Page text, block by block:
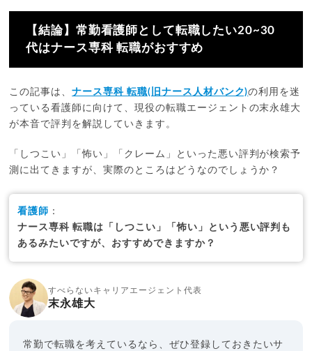
【結論】常勤看護師として転職したい20~30
代はナース専科 転職がおすすめ
この記事は、ナース専科 転職(旧ナース人材バンク)の利用を迷
っている看護師に向けて、現役の転職エージェントの末永雄大
が本音で評判を解説していきます。
「しつこい」「怖い」「クレーム」といった悪い評判が検索予
測に出てきますが、実際のところはどうなのでしょうか？
看護師 ：
ナース専科 転職は「しつこい」「怖い」という悪い評判も
あるみたいですが、おすすめできますか？
すべらないキャリアエージェント代表
末永雄大
常勤で転職を考えているなら、ぜひ登録しておきたいサ